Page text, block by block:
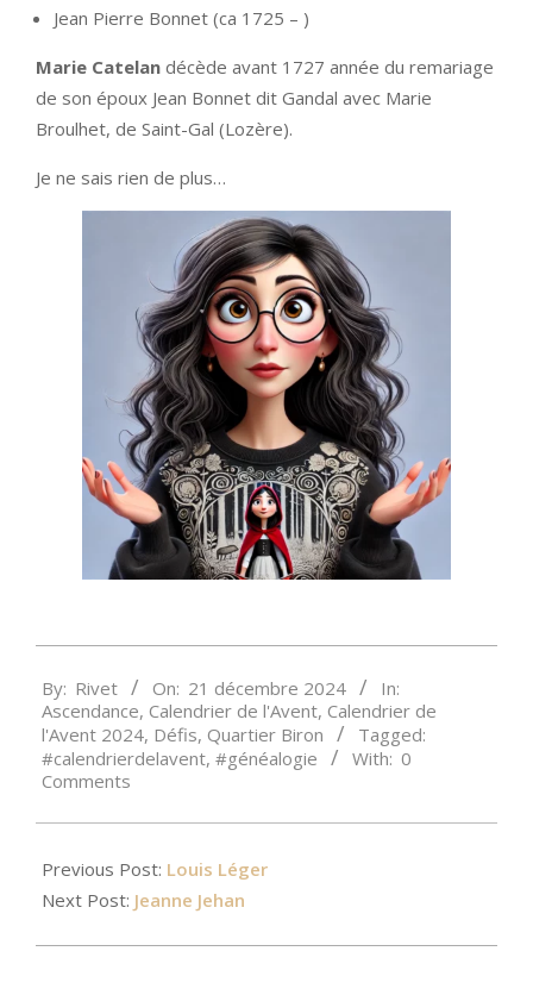
Jean Pierre Bonnet (ca 1725 – )
Marie Catelan décède avant 1727 année du remariage
de son époux Jean Bonnet dit Gandal avec Marie
Broulhet, de Saint-Gal (Lozère).
Je ne sais rien de plus…
12-
21
By: Rivet On: 21 décembre 2024
In:
Ascendance, Calendrier de l'Avent, Calendrier de
l'Avent 2024, Défis, Quartier Biron
Tagged:
#calendrierdelavent, #généalogie With: 0
Comments
Previous Post: Louis Léger
Next Post: Jeanne Jehan